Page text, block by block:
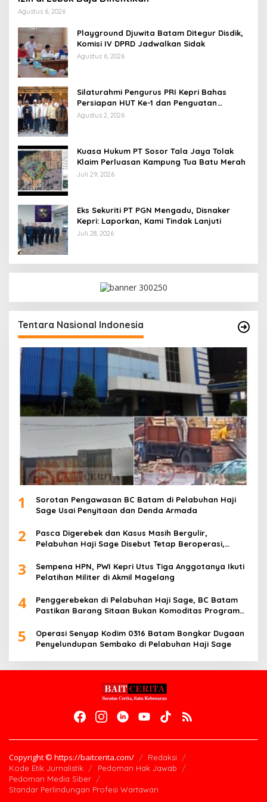
Agustus 6, 2026
Playground Djuwita Batam Ditegur Disdik,
Komisi IV DPRD Jadwalkan Sidak
Agustus 6, 2026
Silaturahmi Pengurus PRI Kepri Bahas
Persiapan HUT Ke-1 dan Penguatan
Konsolidasi Partai
Agustus 2, 2026
Kuasa Hukum PT Sosor Tala Jaya Tolak
Klaim Perluasan Kampung Tua Batu Merah
Juli 29, 2026
Eks Sekuriti PT PGN Mengadu, Disnaker
Kepri: Laporkan, Kami Tindak Lanjuti
Juli 28, 2026
Tentara Nasional Indonesia
1
Sorotan Pengawasan BC Batam di Pelabuhan Haji
Sage Usai Penyitaan dan Denda Armada
2
Pasca Digerebek dan Kasus Masih Bergulir,
Pelabuhan Haji Sage Disebut Tetap Beroperasi,
3
Sempena HPN, PWI Kepri Utus Tiga Anggotanya Ikuti
Pelatihan Militer di Akmil Magelang
4
Penggerebekan di Pelabuhan Haji Sage, BC Batam
Pastikan Barang Sitaan Bukan Komoditas Program
5
Operasi Senyap Kodim 0316 Batam Bongkar Dugaan
Penyelundupan Sembako di Pelabuhan Haji Sage
Copyright © https://baitcerita.com/
Redaksi
Kode Etik Jurnalistik
Pedoman Hak Jawab
Pedoman Media Siber
Standar Perlindungan Profesi Wartawan